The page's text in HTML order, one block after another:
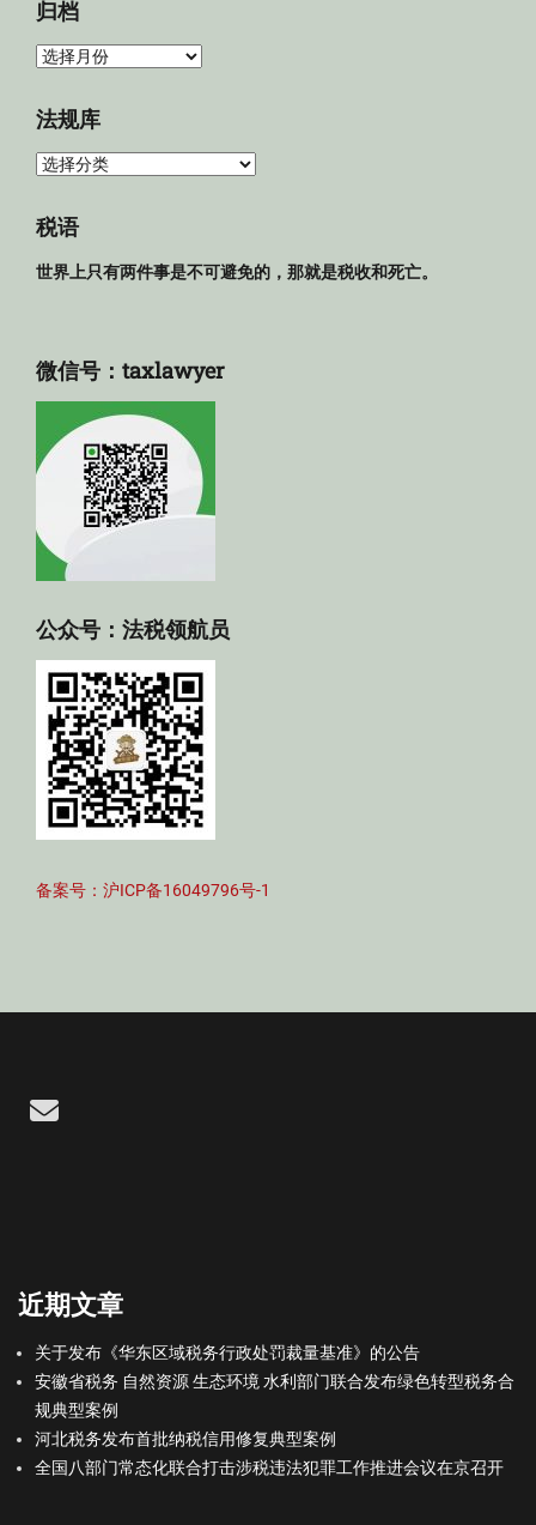
归档
归
法规库
法
库
税语
世界上只有两件事是不可避免的，那就是税收和死亡。
微信号：taxlawyer
公众号：法税领航员
备案号：沪ICP备16049796号-1
Email
近期文章
关于发布《华东区域税务行政处罚裁量基准》的公告
安徽省税务 自然资源 生态环境 水利部门联合发布绿色转型税务合
规典型案例
河北税务发布首批纳税信用修复典型案例
全国八部门常态化联合打击涉税违法犯罪工作推进会议在京召开